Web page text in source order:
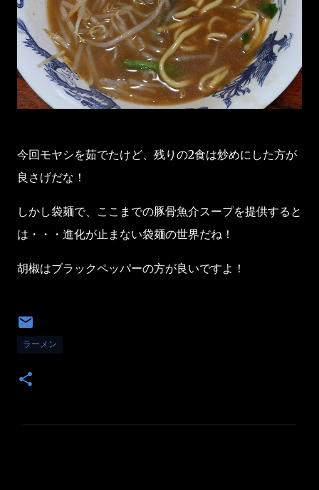
今回モヤシを茹でたけど、残りの2食は炒めにした方が
良さげだな！
しかし袋麺で、ここまでの豚骨魚介スープを提供すると
は・・・進化が止まない袋麺の世界だね！
胡椒はブラックペッパーの方が良いですよ！
ラーメン